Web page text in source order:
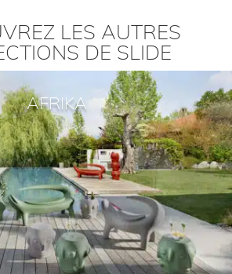
LES AUTRES
DE SLIDE
AFRIKA